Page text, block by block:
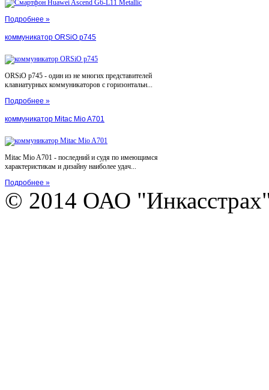
Подробнее »
коммуникатор ORSiO p745
ORSiO p745 - один из не многих представителей
клавиатурных коммуникаторов с горизонтальн...
Подробнее »
коммуникатор Mitac Mio A701
Mitac Mio A701 - последний и судя по имеющимся
характеристикам и дизайну наиболее удач...
Подробнее »
© 2014 ОАО